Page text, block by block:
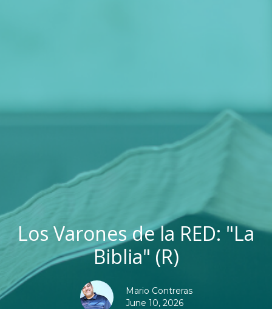
Los Varones de la RED: "La
Biblia" (R)
Mario Contreras
June 10, 2026